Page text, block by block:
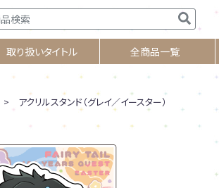
取り扱いタイトル 全商品一覧
> アクリルスタンド（グレイ／イースター）